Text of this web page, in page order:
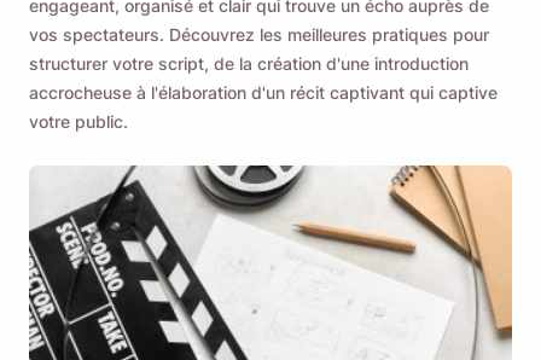
engageant, organisé et clair qui trouve un écho auprès de
vos spectateurs. Découvrez les meilleures pratiques pour
structurer votre script, de la création d'une introduction
accrocheuse à l'élaboration d'un récit captivant qui captive
votre public.